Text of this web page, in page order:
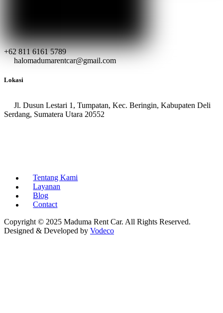
+62 811 6161 5789
halomadumarentcar@gmail.com
Lokasi
Jl. Dusun Lestari 1, Tumpatan, Kec. Beringin, Kabupaten Deli
Serdang, Sumatera Utara 20552
Tentang Kami
Layanan
Blog
Contact
Copyright © 2025 Maduma Rent Car. All Rights Reserved.
Designed & Developed by Vodeco